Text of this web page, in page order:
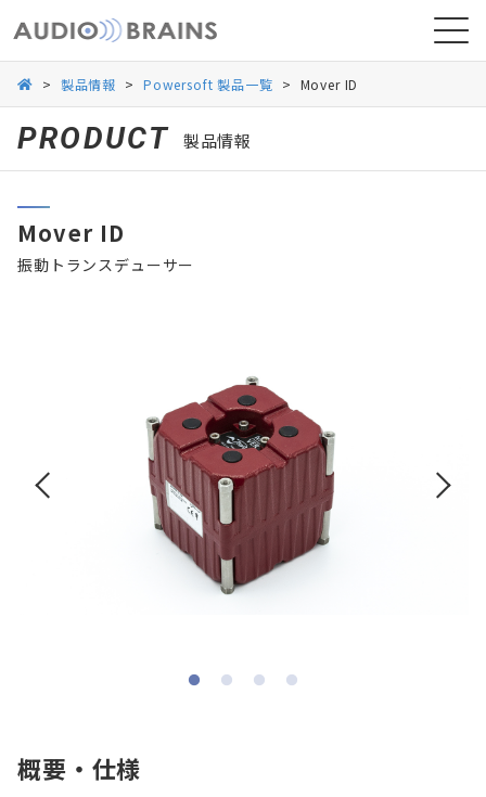
導入事例
お問い合わせ
> 製品情報 > Powersoft 製品一覧 > Mover ID
PRODUCT 製品情報
Mover ID
振動トランスデューサー
概要・仕様